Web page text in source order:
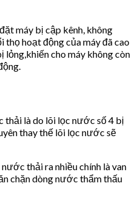
máy bị cập kênh, không
thọ hoạt động của máy đã cao
lỏng,khiến cho máy không còn
thải là do lõi lọc nước số 4 bị
thay thế lõi lọc nước sẽ
thải ra nhiều chính là van
chặn dòng nước thẩm thấu